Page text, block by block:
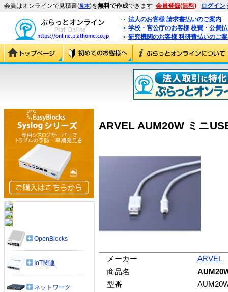
会員はオンラインで見積書(見本)を無料で作成できます 会員登録(無料) ログイン
法人のお客様 請求書払いのご案内
学校・官公庁のお客様 校費・公費
研究機関のお客様 科研費払いのご
ARVEL AUM20W ミニ
メーカー
ARVEL
商品名
型番
OpenBlocks
IoT関連
ネットワーク